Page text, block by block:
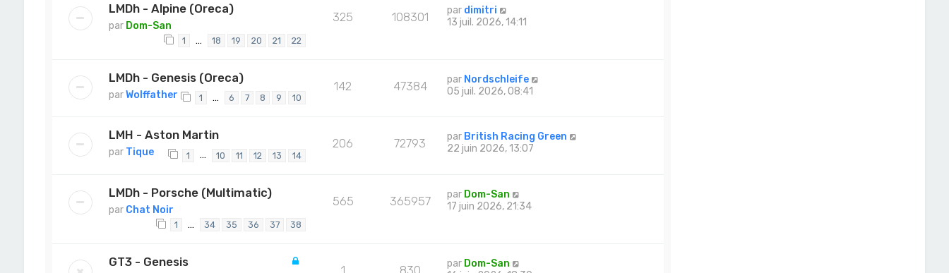
LMDh - Alpine (Oreca)
par Dom-San
1 … 18 19 20 21 22
325 108301 par dimitri
13 juil. 2026, 14:11
LMDh - Genesis (Oreca)
parWolffather 1 … 6 7 8 9 10
142 47384 par Nordschleife
05 juil. 2026, 08:41
LMH - Aston Martin
par Tique 1 … 10 11 12 13 14
206 72793 par British Racing Green
22 juin 2026, 13:07
LMDh - Porsche (Multimatic)
par Chat Noir
1 … 34 35 36 37 38
565 365957 par Dom-San
17 juin 2026, 21:34
GT3 - Genesis
1 830 par Dom-San